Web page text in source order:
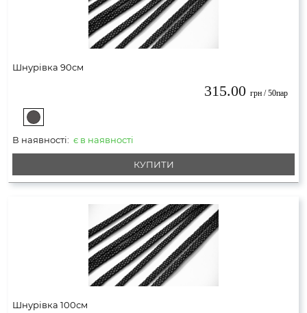
Шнурівка 90см
315.00 грн / 50пар
В наявності: є в наявності
КУПИТИ
Шнурівка 100см